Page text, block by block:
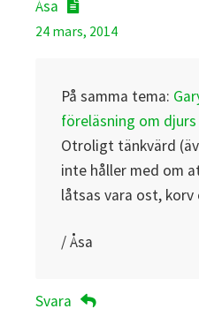
Åsa
24 mars, 2014
På samma tema:
föreläsning om
Otroligt tänkvärd
inte håller med om
låtsas vara ost,
/ Åsa
Svara